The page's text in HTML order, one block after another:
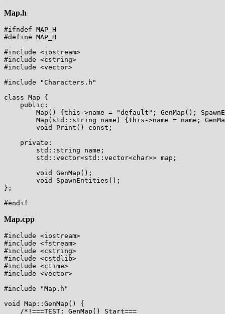
Map.h
#ifndef MAP_H
#define MAP_H
#include <iostream>
#include <cstring>
#include <vector>
#include "Characters.h"
class Map {
    public:
Map() {this->name = "default"; GenMap();
Map(std::string name) {this->name = name;
        void Print() const;
    private:
        std::string name;
        std::vector<std::vector<char>> map;
        void GenMap();
        void SpawnEntities();
};
Map.cpp
#include <iostream>
#include <fstream>
#include <cstring>
#include <cstdlib>
#include <ctime>
#include <vector>
#include "Map.h"
void Map::GenMap() {
    /*!===TEST; GenMap() Start===